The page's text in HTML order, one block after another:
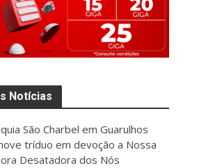
Notícias
São Charbel em Guarulhos
tríduo em devoção a Nossa
Desatadora dos Nós